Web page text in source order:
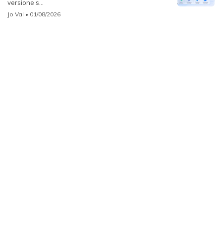
versione s...
Jo Val • 01/08/2026